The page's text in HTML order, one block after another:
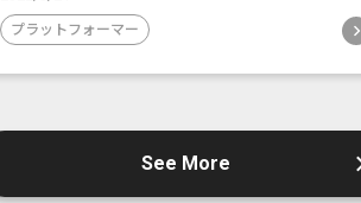
プラットフォーマー
See More